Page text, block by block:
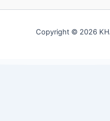
Copyright © 2026